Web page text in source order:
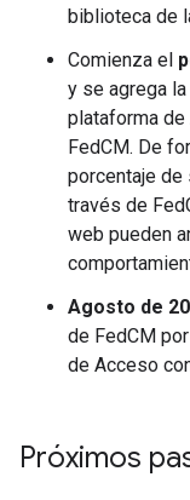
biblioteca de
Comienza el
y se agrega
plataforma
FedCM. De
porcentaje
través de
web pueden
Agosto de
de FedCM
de Acceso
Próximos